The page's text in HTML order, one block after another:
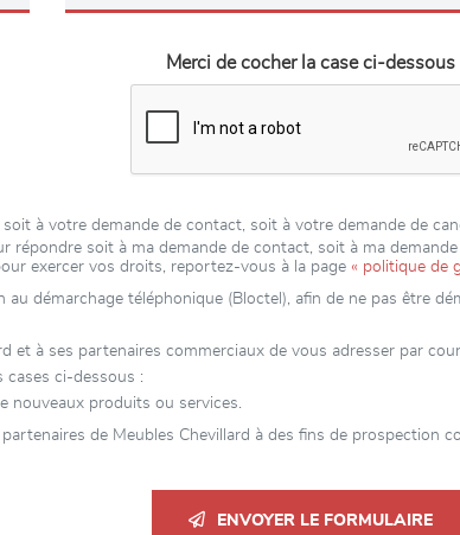
Merci de cocher la case ci-dessous
à votre demande de contact, soit à votre demande de
répondre soit à ma demande de contact, soit à ma
exercer vos droits, reportez-vous à la page « politique de
démarchage téléphonique (Bloctel), afin de ne pas être
et à ses partenaires commerciaux de vous adresser par
cases ci-dessous :
nouveaux produits ou services.
de Meubles Chevillard à des fins de prospection
ENVOYER LE FORMULAIRE